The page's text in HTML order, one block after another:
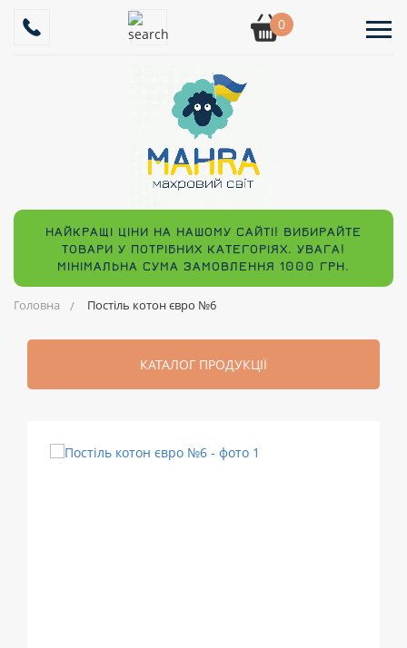
0
НАЙКРАЩІ ЦІНИ НА НАШОМУ САЙТІ! ВИБИРАЙТЕ
ТОВАРИ У ПОТРІБНИХ КАТЕГОРІЯХ. УВАГА!
МІНІМАЛЬНА СУМА ЗАМОВЛЕННЯ 1000 ГРН.
Головна Постіль котон євро №6
КАТАЛОГ ПРОДУКЦІЇ